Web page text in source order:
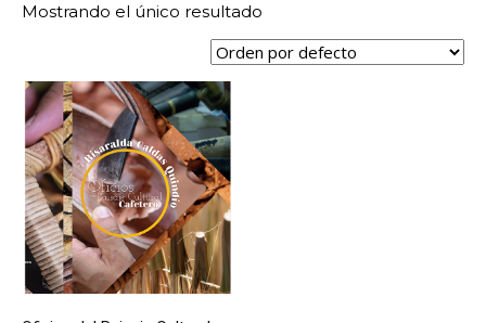
Mostrando el único resultado